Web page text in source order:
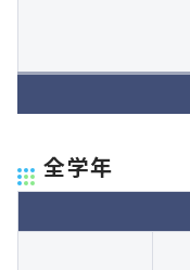
全学年